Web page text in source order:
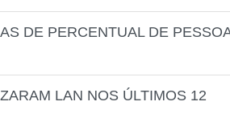
DE PERCENTUAL DE
LAN NOS ÚLTIMOS 12